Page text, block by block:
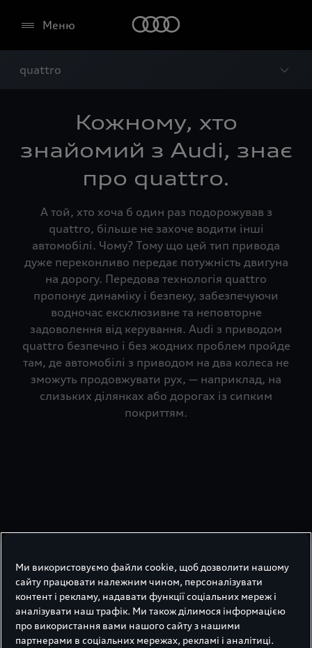
Меню
quattro
Кожному, хто
знайомий з Audi, знає
про quattro.
А той, хто хоча б один раз подорожував з
quattro, більше не захоче водити інші
автомобілі. Чому? Тому що цей тип привода
дуже переконливо передає потужність двигуна
на дорогу. Передова технологія quattro
пропонує динаміку і безпеку, забезпечуючи
водночас ексклюзивне та неповторне
задоволення від керування. Audi з приводом
quattro безпечно і без жодних проблем пройде
там, де автомобілі з приводом на два колеса не
зможуть продовжувати рух, — наприклад, на
слизьких ділянках або дорогах із сипким
покриттям.
Ми використовуємо файли cookie, щоб дозволити нашому
сайту працювати належним чином, персоналізувати
контент і рекламу, надавати функції соціальних мереж і
аналізувати наш трафік. Ми також ділимося інформацією
про використання вами нашого сайту з нашими
партнерами в соціальних мережах, рекламі і аналітиці.